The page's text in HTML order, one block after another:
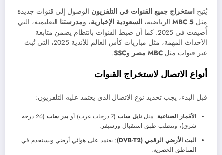
يُتيح استخراج جميع القنوات في التلفزيون الوصول إلى قنوات جديدة
مثل MBC 5 الرياضية، السعودية الإخبارية، ومدرستنا التعليمية، التي
أُضيفت في 2025. كما أن ضبط القنوات بانتظام يضمن متابعة
الأحداث المهمة، مثل مباريات كأس العالم للأندية 2025، التي تُبث
عبر قنوات مثل MBC مصر وSSC
.
أنواع الاتصال لاستخراج القنوات
قبل البدء، يجب تحديد نوع الاتصال الذي يعتمد عليه التلفزيون:
الأقمار الصناعية: مثل نايل سات (7 درجات غرب) أو بدر سات
(26 درجة
شرق)، وتتطلب طبق استقبال ورسيفر.
البث الأرضي الرقمي (DVB-T2)
: يعتمد على هوائي أرضي ويستخدم في
المناطق الحضرية.